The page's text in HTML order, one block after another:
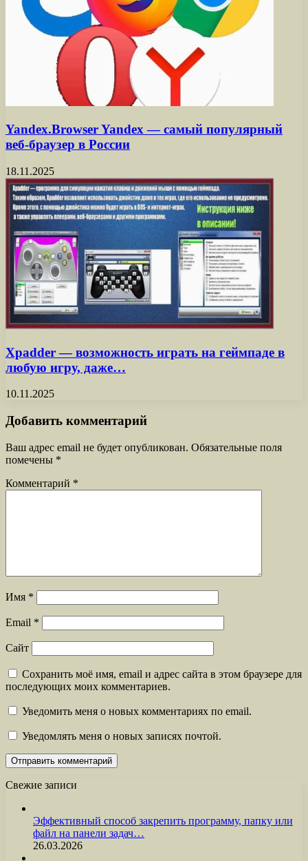
Yandex.Browser Yandex — самый популярный
веб-браузер в России
18.11.2025
Xpadder — возможность играть на геймпаде в
любую игру, даже…
10.11.2025
Добавить комментарий
Ваш адрес email не будет опубликован. Обязательные поля
помечены *
Комментарий *
Имя *
Email *
Сайт
Сохранить моё имя, email и адрес сайта в этом браузере для
последующих моих комментариев.
Уведомить меня о новых комментариях по email.
Уведомлять меня о новых записях почтой.
Свежие записи
Эффективный способ закрепить программу, папку или
файл на панели задач…
26.03.2026